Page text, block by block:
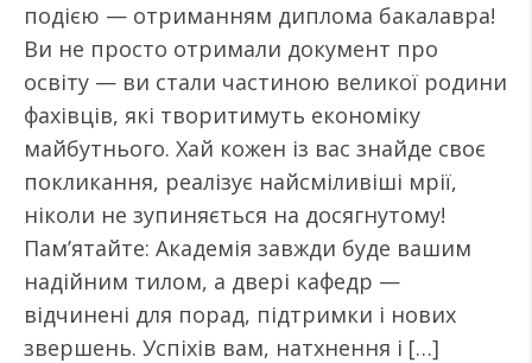
подією — отриманням диплома бакалавра!
Ви не просто отримали документ про
освіту — ви стали частиною великої родини
фахівців, які творитимуть економіку
майбутнього. Хай кожен із вас знайде своє
покликання, реалізує найсміливіші мрії,
ніколи не зупиняється на досягнутому!
Пам’ятайте: Академія завжди буде вашим
надійним тилом, а двері кафедр —
відчинені для порад, підтримки і нових
звершень. Успіхів вам, натхнення і […]